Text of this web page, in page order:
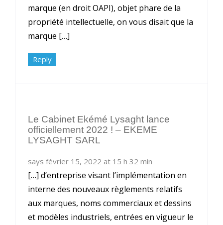
marque (en droit OAPI), objet phare de la
propriété intellectuelle, on vous disait que la
marque […]
Reply
Le Cabinet Ekémé Lysaght lance
officiellement 2022 ! – EKEME
LYSAGHT SARL
says février 15, 2022 at 15 h 32 min
[…] d’entreprise visant l’implémentation en
interne des nouveaux règlements relatifs
aux marques, noms commerciaux et dessins
et modèles industriels, entrées en vigueur le